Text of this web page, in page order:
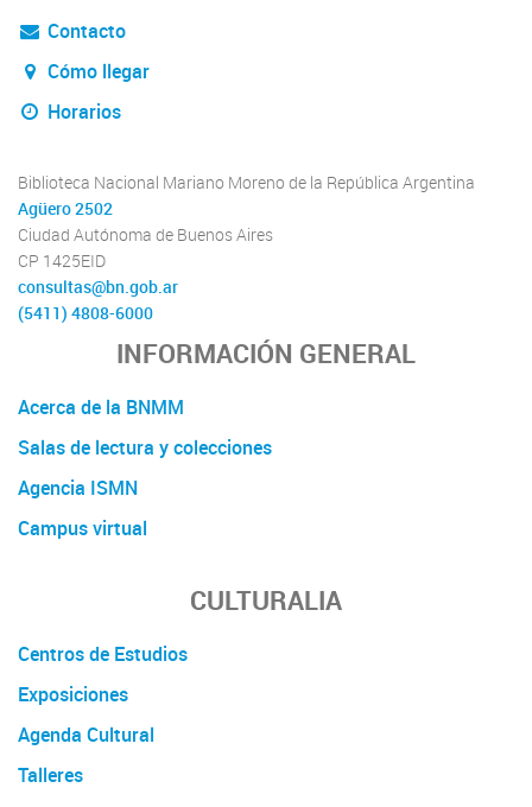
Contacto
Cómo llegar
Horarios
Biblioteca Nacional Mariano Moreno de la República Argentina
Agüero 2502
Ciudad Autónoma de Buenos Aires
CP 1425EID
consultas@bn.gob.ar
(5411) 4808-6000
INFORMACIÓN GENERAL
Acerca de la BNMM
Salas de lectura y colecciones
Agencia ISMN
Campus virtual
CULTURALIA
Centros de Estudios
Exposiciones
Agenda Cultural
Talleres